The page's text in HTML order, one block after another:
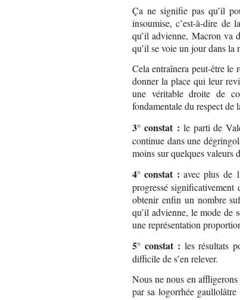
Ça ne signifie pas qu’il
insoumise, c’est-à-dire
qu’il advienne, Macron va
qu’il se voie un jour dans la
Cela entraînera peut-être le
donner la place qui leur
une véritable droite de
fondamentale du respect de
3° constat : le parti de
continue dans une
moins sur quelques valeurs
4° constat :avec plus de
progressé
obtenir enfin un nombre
qu’il advienne, le mode de
une représentation
5° constat : les résultats
difficile de s’en relever.
Nous ne nous en affligerons
par sa logorrhée